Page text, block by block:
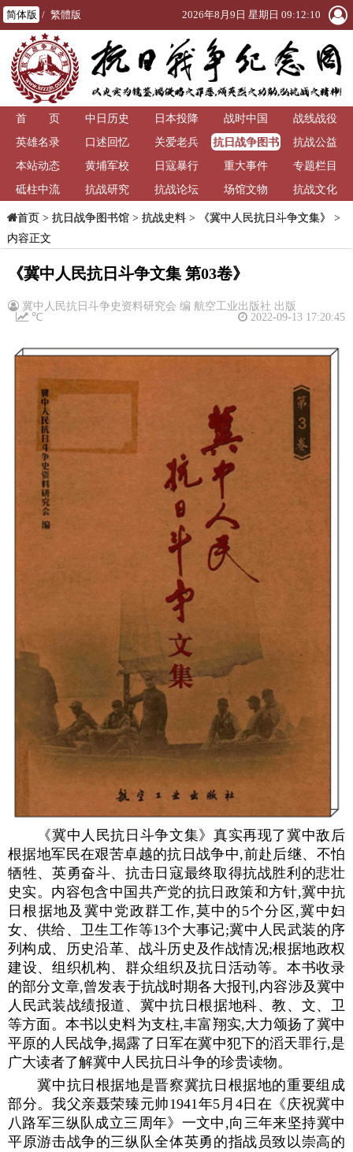
简体版 / 繁體版 2026年8月9日 星期日 09:12:11
首 页 中日历史 日本投降 战时中国
战线战役
英雄名录
口述回忆 关爱老兵
抗日战争图书
馆
抗战公益
本站动态
黄埔军校 日寇暴行 重大事件
专题栏目
砥柱中流
抗战研究 抗战论坛 场馆文物 抗战文化
首页> 抗日战争图书馆> 抗战史料> 《冀中人民抗日斗争文集》
>
内容正文
《冀中人民抗日斗争文集 第03卷》
冀中人民抗日斗争史资料研究会 编 航空工业出版社 出版
2022-09-13 17:20:45
℃
《冀中人民抗日斗争文集》真实再现了冀中敌后
根据地军民在艰苦卓越的抗日战争中,前赴后继、不怕
牺牲、英勇奋斗、抗击日寇最终取得抗战胜利的悲壮
史实。内容包含中国共产党的抗日政策和方针,冀中抗
日根据地及冀中党政群工作,莫中的5个分区,冀中妇
女、供给、卫生工作等13个大事记;冀中人民武装的序
列构成、历史沿革、战斗历史及作战情况;根据地政权
建设、组织机构、群众组织及抗日活动等。本书收录
的部分文章,曾发表于抗战时期各大报刊,内容涉及冀中
人民武装战绩报道、冀中抗日根据地科、教、文、卫
等方面。本书以史料为支柱,丰富翔实,大力颂扬了冀中
平原的人民战争,揭露了日军在冀中犯下的滔天罪行,是
广大读者了解冀中人民抗日斗争的珍贵读物。
冀中抗日根据地是晋察冀抗日根据地的重要组成
部分。我父亲聂荣臻元帅1941年5月4日在《庆祝冀中
八路军三纵队成立三周年》一文中,向三年来坚持冀中
平原游击战争的三纵队全体英勇的指战员致以崇高的